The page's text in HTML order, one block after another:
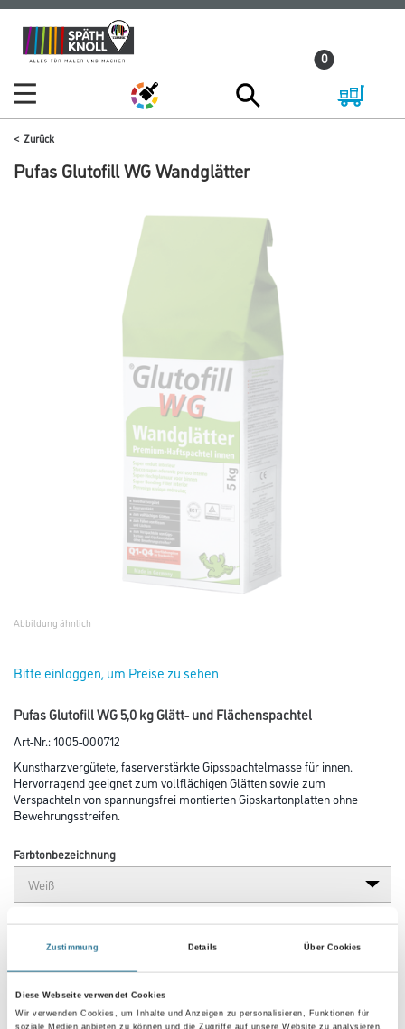
Zustimmung Details Über Cookies
Diese Webseite verwendet Cookies
Wir verwenden Cookies, um Inhalte und Anzeigen zu personalisieren, Funktionen für
soziale Medien anbieten zu können und die Zugriffe auf unsere Website zu analysieren.
Zum
Inhalt
Zum
Navigationsmenü
0
Zurück
Pufas Glutofill WG Wandglätter
Abbildung ähnlich
Bitte einloggen, um Preise zu sehen
Pufas Glutofill WG 5,0 kg Glätt- und Flächenspachtel
Art-Nr.:1005-000712
Kunstharzvergütete, faserverstärkte Gipsspachtelmasse für innen.
Hervorragend geeignet zum vollflächigen Glätten sowie zum
Verspachteln von spannungsfrei montierten Gipskartonplatten ohne
Bewehrungsstreifen.
Farbtonbezeichnung
Gebinde